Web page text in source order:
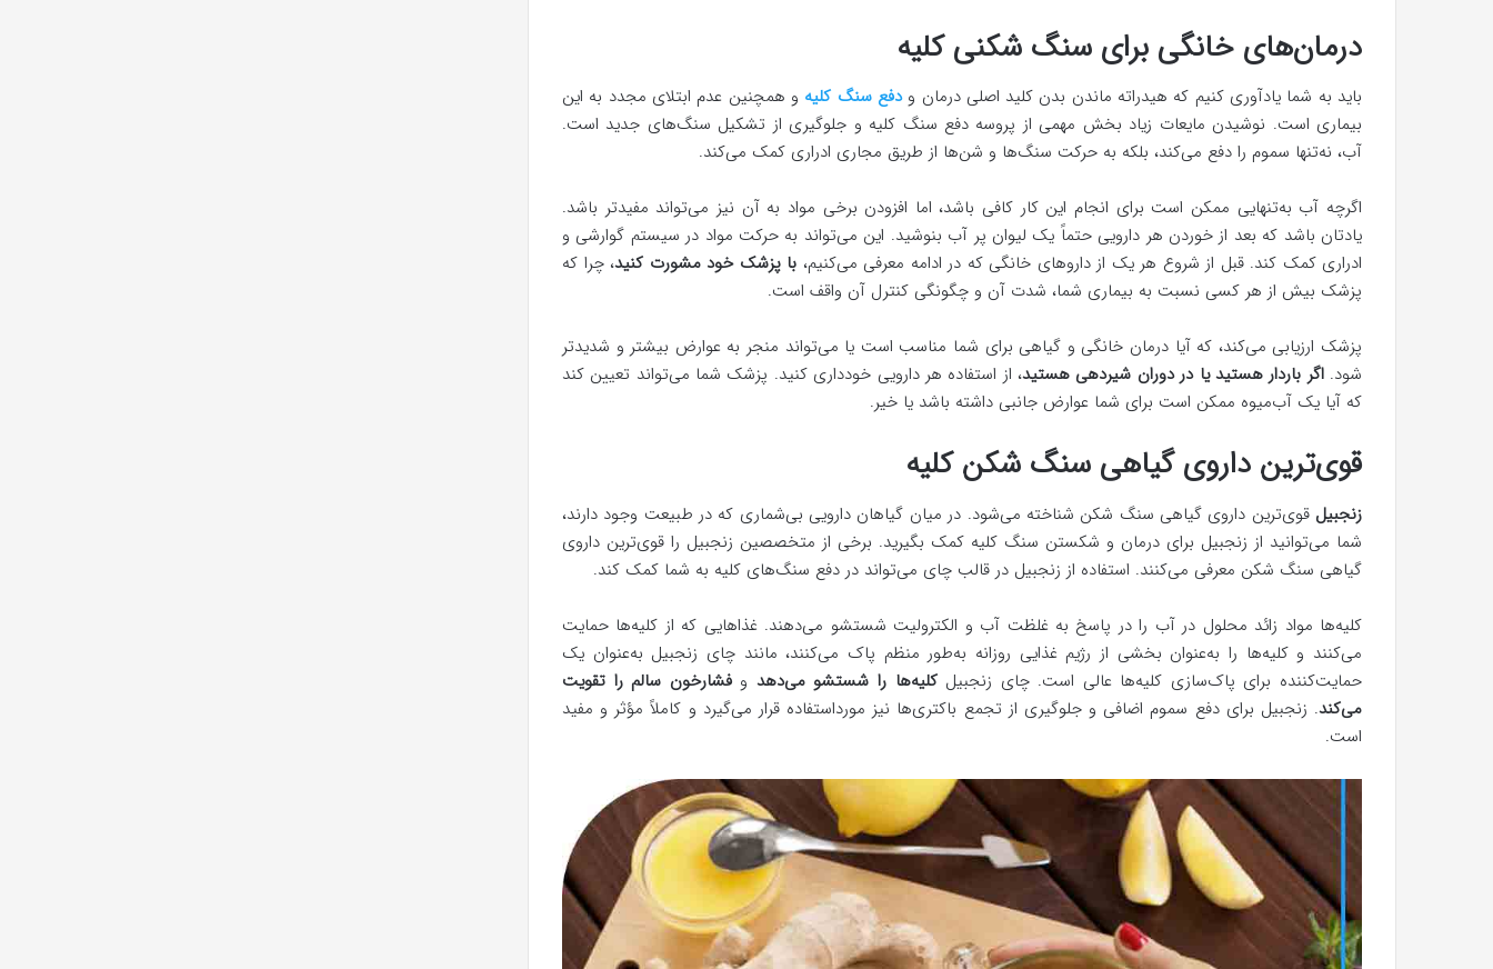
درمان‌های خانگی برای سنگ شکنی کلیه
باید به شما یادآوری کنیم که هیدراته ماندن بدن کلید اصلی درمان ودفع سنگ کلیه و همچنین عدم ابتلای مجدد به این
بیماری است. نوشیدن مایعات زیاد بخش مهمی از پروسه دفع سنگ کلیه و جلوگیری از تشکیل سنگ‌های جدید است.
آب، نه‌تنها سموم را دفع می‌کند، بلکه به حرکت سنگ‌ها و شن‌ها از طریق مجاری ادراری کمک می‌کند.
اگرچه آب به‌تنهایی ممکن است برای انجام این کار کافی باشد، اما افزودن برخی مواد به آن نیز می‌تواند مفیدتر باشد.
یادتان باشد که بعد از خوردن هر دارویی حتماً یک لیوان پر آب بنوشید. این می‌تواند به حرکت مواد در سیستم گوارشی و
ادراری کمک کند. قبل از شروع هر یک از داروهای خانگی که در ادامه معرفی می‌کنیم، با پزشک خود مشورت کنید، چرا که
پزشک بیش از هر کسی نسبت به بیماری شما، شدت آن و چگونگی کنترل آن واقف است.
پزشک ارزیابی می‌کند، که آیا درمان خانگی و گیاهی برای شما مناسب است یا می‌تواند منجر به عوارض بیشتر و شدیدتر
شود.اگر باردار هستید یا در دوران شیردهی هستید، از استفاده هر دارویی خودداری کنید. پزشک شما می‌تواند تعیین کند
که آیا یک آب‌میوه ممکن است برای شما عوارض جانبی داشته باشد یا خیر.
قوی‌ترین داروی گیاهی سنگ شکن کلیه
زنجبیل قوی‌ترین داروی گیاهی سنگ شکن شناخته می‌شود. در میان گیاهان دارویی بی‌شماری که در طبیعت وجود دارند،
شما می‌توانید از زنجبیل برای درمان و شکستن سنگ کلیه کمک بگیرید. برخی از متخصصین زنجبیل را قوی‌ترین داروی
گیاهی سنگ شکن معرفی می‌کنند. استفاده از زنجبیل در قالب چای می‌تواند در دفع سنگ‌های کلیه به شما کمک کند.
کلیه‌ها مواد زائد محلول در آب را در پاسخ به غلظت آب و الکترولیت شستشو می‌دهند. غذاهایی که از کلیه‌ها حمایت
می‌کنند و کلیه‌ها را به‌عنوان بخشی از رژیم غذایی روزانه به‌طور منظم پاک می‌کنند، مانند چای زنجبیل به‌عنوان یک
حمایت‌کننده برای پاک‌سازی کلیه‌ها عالی است. چای زنجبیلکلیه‌ها را شستشو می‌دهد وفشارخون سالم را تقویت
می‌کند. زنجبیل برای دفع سموم اضافی و جلوگیری از تجمع باکتری‌ها نیز مورداستفاده قرار می‌گیرد و کاملاً مؤثر و مفید
است.